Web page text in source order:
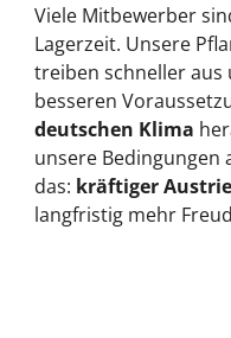
Viele Mitbewerber
Lagerzeit. Unsere
treiben schneller
besseren
deutschen Klima
unsere Bedingungen
das: kräftiger
langfristig mehr